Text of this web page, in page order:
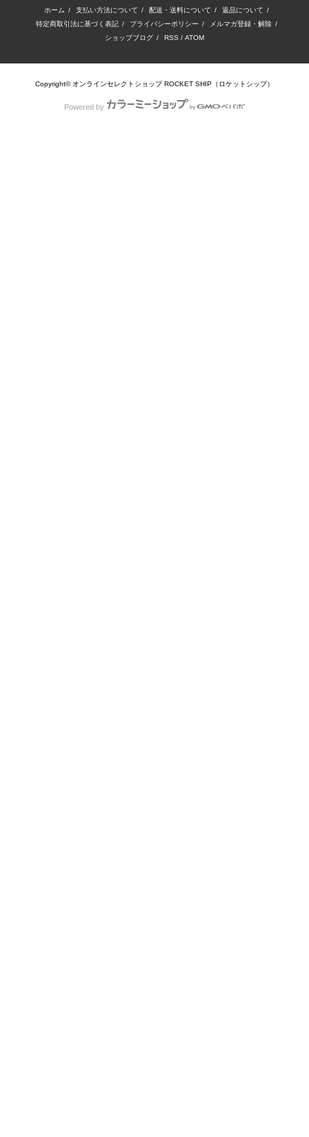
ホーム / 支払い方法について / 配送・送料について / 返品について /
特定商取引法に基づく表記 / プライバシーポリシー / メルマガ登録・解除 /
ショップブログ / RSS / ATOM
Copyright© オンラインセレクトショップ ROCKET SHIP（ロケットシップ）
Powered by